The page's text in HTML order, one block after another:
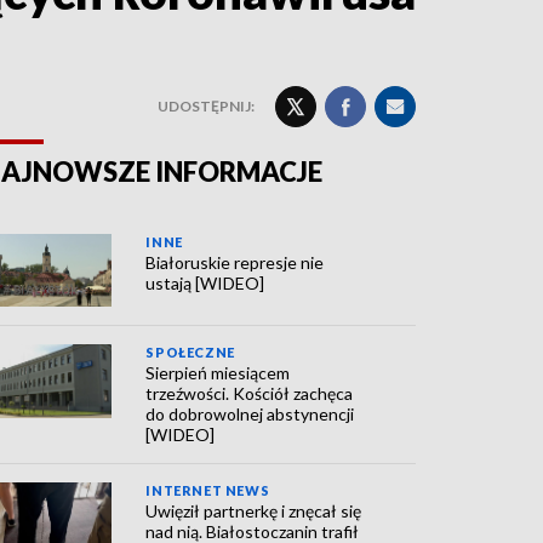
UDOSTĘPNIJ:
INFORMACJE
INNE
Białoruskie represje nie
ustają [WIDEO]
SPOŁECZNE
Sierpień miesiącem
trzeźwości. Kościół zachęca
do dobrowolnej abstynencji
[WIDEO]
INTERNET NEWS
Uwięził partnerkę i znęcał się
nad nią. Białostoczanin trafił